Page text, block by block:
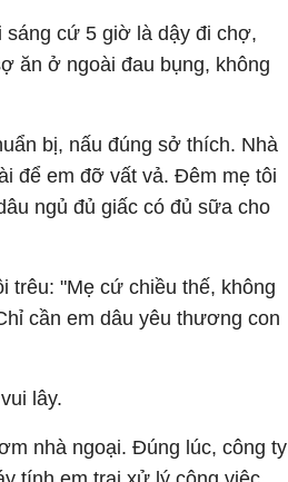
sáng cứ 5 giờ là dậy đi chợ,
ăn ở ngoài đau bụng, không
bị, nấu đúng sở thích. Nhà
để em đỡ vất vả. Đêm mẹ tôi
ngủ đủ giấc có đủ sữa cho
trêu: "Mẹ cứ chiều thế, không
cần em dâu yêu thương con
lây.
nhà ngoại. Đúng lúc, công ty